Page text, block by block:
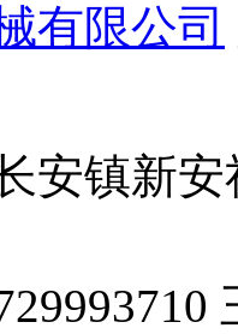
有限公司
安镇新